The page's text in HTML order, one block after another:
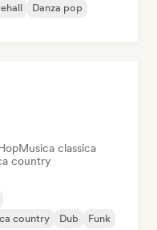
Danza pop
Musica classica
country
country Dub Funk